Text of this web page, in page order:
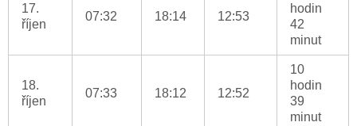
17.
říjen
07:32 18:14 12:53
hodin
42
minut
18.
říjen
07:33 18:12 12:52
10
hodin
39
minut